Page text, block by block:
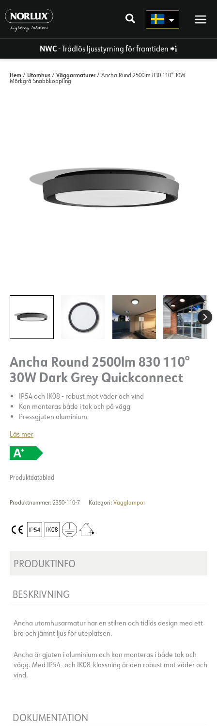
direkt
innehållet
NWC- Trådlös ljusstyrning för framtiden 📲
Hem / Utomhus / Väggarmaturer/ Ancha Rund 2500lm 830 110° 30W
Mörkgrå Snabbkoppling
Ancha Round 2500lm 830 110°
30W Dark Grey Quickconnect
IP54 och IK08 - robust mot väder och vind
Kan monteras både i tak och på vägg
Pressgjuten aluminium
Läs mer
Produktdatablad
Produktnummer: 2350-110-7 Kategori: Vägglampor
PRODUKTINFO
BESKRIVNING
Ancha utomhusarmatur har en stilren och tidlös design med ett
bra och jämnt ljus för uteplatsen.
Ancha är gjuten i aluminium och kan monteras i både tak och
vägg. Med IP54- och IK08-klassning är den robust mot väder och
vind.
DOKUMENTATION